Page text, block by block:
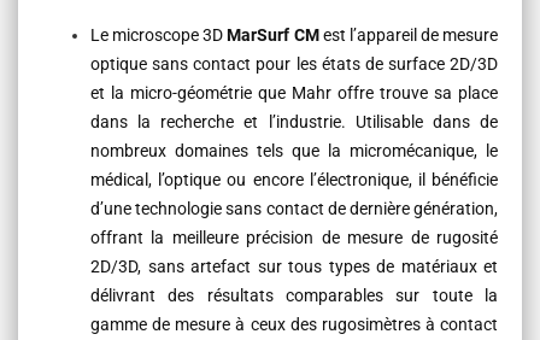
Le microscope 3DMarSurf CMest l’appareil de mesure
optique sans contact pour les états de surface 2D/3D
et la micro-géométrie que Mahr offre trouve sa place
dans la recherche et l’industrie. Utilisable dans de
nombreux domaines tels que la micromécanique, le
médical, l’optique ou encore l’électronique, il bénéficie
d’une technologie sans contact de dernière génération,
offrant la meilleure précision de mesure de rugosité
2D/3D, sans artefact sur tous types de matériaux et
délivrant des résultats comparables sur toute la
gamme de mesure à ceux des rugosimètres à contact